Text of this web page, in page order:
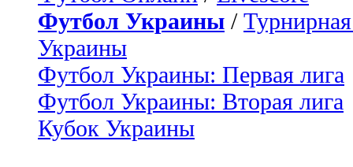
Футбол Украины /
Украины
Футбол Украины: Первая лига
Футбол Украины: Вторая лига
Кубок Украины